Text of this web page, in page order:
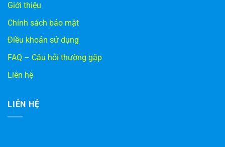
Giới thiệu
Chính sách bảo mật
Điều khoản sử dụng
FAQ – Câu hỏi thường gặp
Liên hệ
LIÊN HỆ